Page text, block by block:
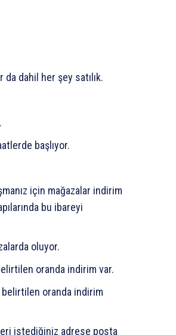
dahil her şey satılık.
başlıyor.
için mağazalar indirim
bu ibareyi
oluyor.
oranda indirim var.
belirtilen oranda indirim
istediğiniz adrese posta